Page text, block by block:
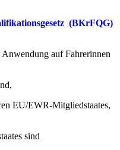
(BKrFQG)
auf Fahrerinnen
EU/EWR-Mitgliedstaates,
sind